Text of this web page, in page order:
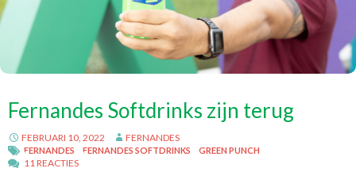
Fernandes Softdrinks zijn terug
FEBRUARI 10, 2022 FERNANDES
FERNANDES FERNANDES SOFTDRINKS GREEN PUNCH
11 REACTIES